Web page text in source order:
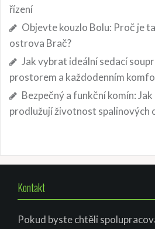
řízení
Objevte kouzlo Bolu: Proč je
ostrova Brač?
Jak vybrat ideální sedací
prostorem a každodenním
Bezpečný a funkční komín:
prodlužují životnost spalinových
Kontakt
Pokud byste chtěli